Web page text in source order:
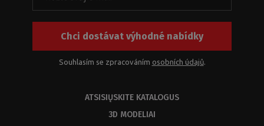
Chci dostávat výhodné nabídky
Souhlasím se zpracováním osobních údajů.
ATSISIŲSKITE KATALOGUS
3D MODELIAI